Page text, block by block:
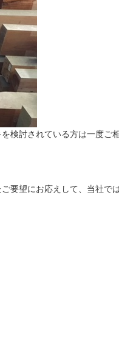
討されている方は一度
要望にお応えして、当社